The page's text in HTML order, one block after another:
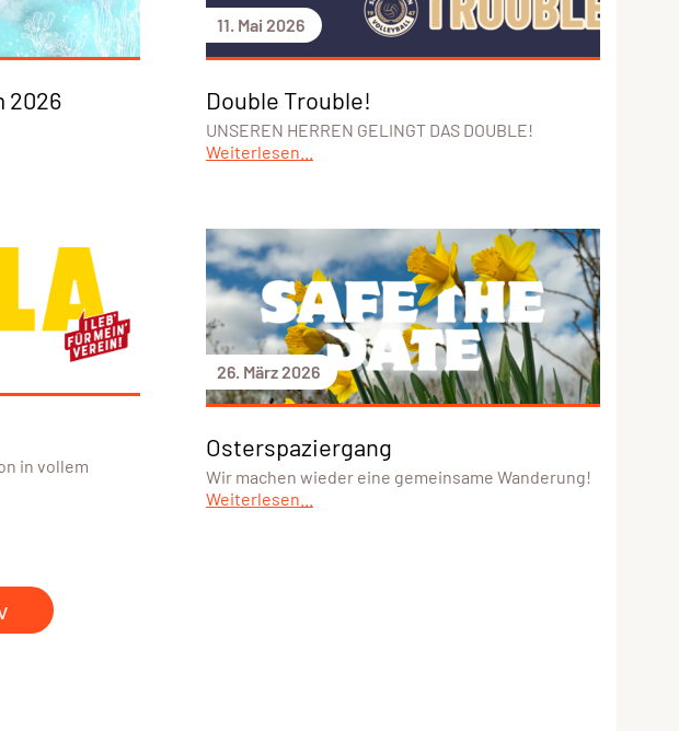
2026
11. Mai 2026
Double Trouble!
UNSEREN HERREN GELINGT DAS DOUBLE!
Weiterlesen...
in vollem
26. März 2026
Osterspaziergang
Wir machen wieder eine gemeinsame Wanderung!
Weiterlesen...